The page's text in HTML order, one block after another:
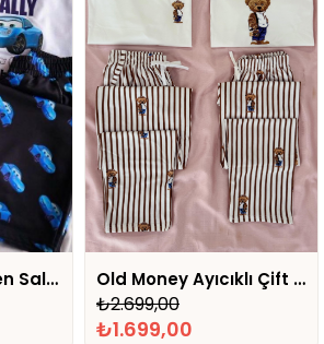
Arabalar Mcqueen Sally Sevgili Çift Pijaması Old Money Ayıcıklı Çift Pijaması
₺1.699,00
₺2.699,00